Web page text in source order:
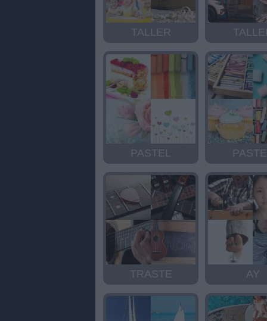
TALLER
PASTEL
TRASTE AY